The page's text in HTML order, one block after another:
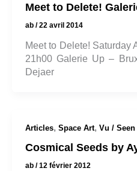
Meet to Delete!
ab /22 avril 2014
Meet to Delete! Saturday
21h00 Galerie Up –
Dejaer
Articles, Space Art, Vu / Seen
Cosmical Seeds by
ab /12 février 2012